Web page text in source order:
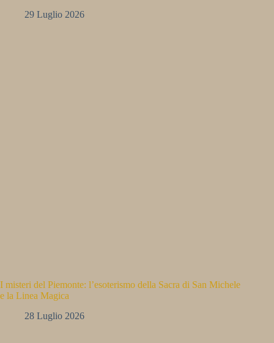
29 Luglio 2026
I misteri del Piemonte: l’esoterismo della Sacra di San Michele
e la Linea Magica
28 Luglio 2026